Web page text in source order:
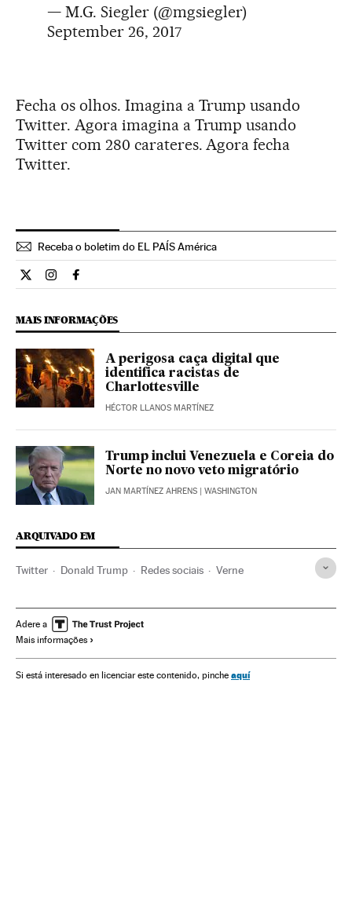
— M.G. Siegler (@mgsiegler)
September 26, 2017
Fecha os olhos. Imagina a Trump usando
Twitter. Agora imagina a Trump usando
Twitter com 280 carateres. Agora fecha
Twitter.
Receba o boletim do EL PAÍS América
Internacional El País Brasil en Twitter
Internacional El País Brasil en Instagram
Internacional El País Brasil en Facebook
MAIS INFORMAÇÕES
A perigosa caça digital que
identifica racistas de
Charlottesville
HÉCTOR LLANOS MARTÍNEZ
Trump inclui Venezuela e Coreia do
Norte no novo veto migratório
JAN MARTÍNEZ AHRENS | WASHINGTON
ARQUIVADO EM
Twitter Donald Trump Redes sociais Verne
Adere a
Mais informações
Si está interesado en licenciar este contenido, pinche aquí